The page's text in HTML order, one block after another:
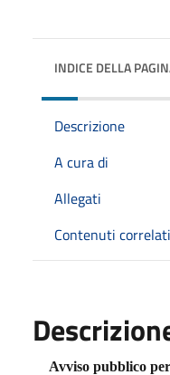
INDICE DELLA
Descrizione
A cura di
Allegati
Contenuti correlati
Avviso pubblico